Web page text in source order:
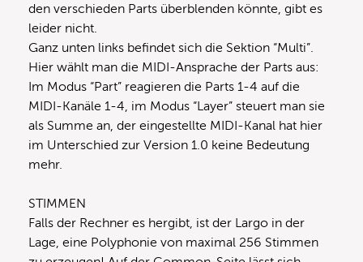
den verschieden Parts überblenden könnte, gibt es
leider nicht.
Ganz unten links befindet sich die Sektion “Multi”.
Hier wählt man die MIDI-Ansprache der Parts aus:
Im Modus “Part” reagieren die Parts 1-4 auf die
MIDI-Kanäle 1-4, im Modus “Layer” steuert man sie
als Summe an, der eingestellte MIDI-Kanal hat hier
im Unterschied zur Version 1.0 keine Bedeutung
mehr.
STIMMEN
Falls der Rechner es hergibt, ist der Largo in der
Lage, eine Polyphonie von maximal 256 Stimmen